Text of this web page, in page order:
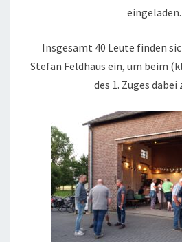
eingeladen.
Insgesamt 40 Leute finden
Stefan Feldhaus ein, um beim
des 1. Zuges dabei